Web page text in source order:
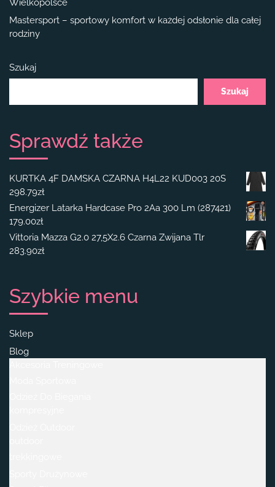
Wielkopolsce
Mastersport – sportowy komfort w każdej odsłonie dla całej
rodziny
Szukaj
Szukaj
Sprawdź także
KURTKA 4F DAMSKA CZARNA H4L22 KUD003 20S
298.79zł
Energizer Latarka Hardcase Pro 2Aa 300 Lm (287421)
179.00zł
Vittoria Mazza G2.0 27,5X2.6 Czarna Zwijana Tlr
283.90zł
Szybkie menu
Sklep
Blog